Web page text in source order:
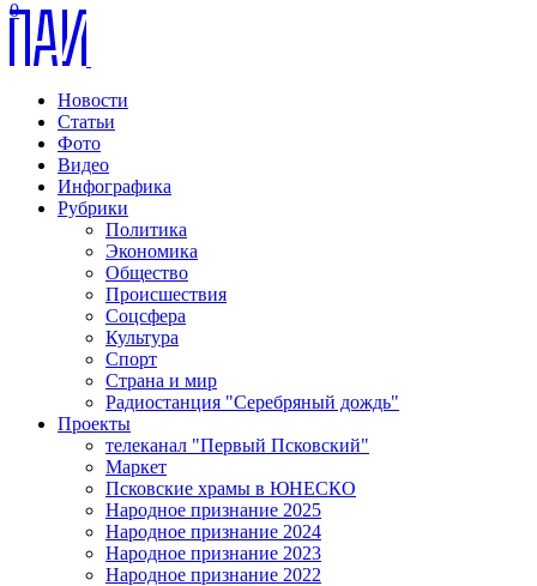
Новости
Статьи
Фото
Видео
Инфографика
Рубрики
Политика
Экономика
Общество
Происшествия
Соцсфера
Культура
Спорт
Страна и мир
Радиостанция "Серебряный дождь"
Проекты
телеканал "Первый Псковский"
Маркет
Псковские храмы в ЮНЕСКО
Народное признание 2025
Народное признание 2024
Народное признание 2023
Народное признание 2022
0